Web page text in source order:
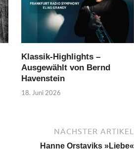
Klassik-Highlights –
Ausgewählt von Bernd
Havenstein
18. Juni 2026
NÄCHSTER ARTIKEL
Hanne Orstaviks »Liebe«